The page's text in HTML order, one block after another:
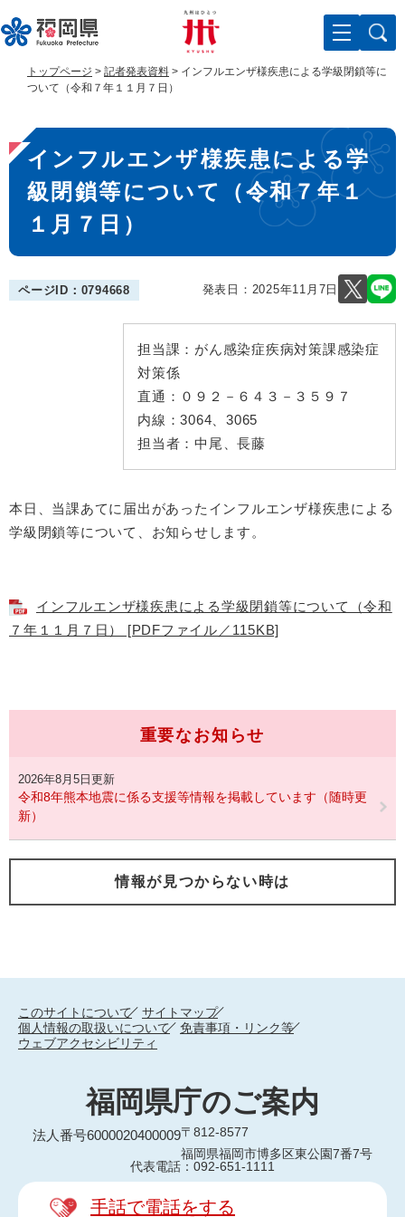
ー
ジ
す
。
ニ
ュ
し
て
トップページ > 記者発表資料 > インフルエンザ様疾患による学級閉鎖等に
ついて（令和７年１１月７日）
本
文
インフルエンザ様疾患による学
級閉鎖等について（令和７年１
１月７日）
ページID：0794668 発表日： 2025年11月7日
担当課： がん感染症疾病対策課感染症
対策係
直通： ０９２－６４３－３５９７
内線：3064、3065
担当者： 中尾、長藤
本日、当課あてに届出があったインフルエンザ様疾患による
学級閉鎖等について、お知らせします。
インフルエンザ様疾患による学級閉鎖等について（令和
７年１１月７日） [PDFファイル／115KB]
重要なお知らせ
2026年8月5日更新
令和8年熊本地震に係る支援等情報を掲載しています（随時更
新）
情報が見つからない時は
このサイトについて
サイトマップ
個人情報の取扱いについて
免責事項・リンク等
ウェブアクセシビリティ
福岡県庁のご案内
法人番号6000020400009〒812-8577
福岡県福岡市博多区東公園7番7号
代表電話：092-651-1111
手話で電話をする